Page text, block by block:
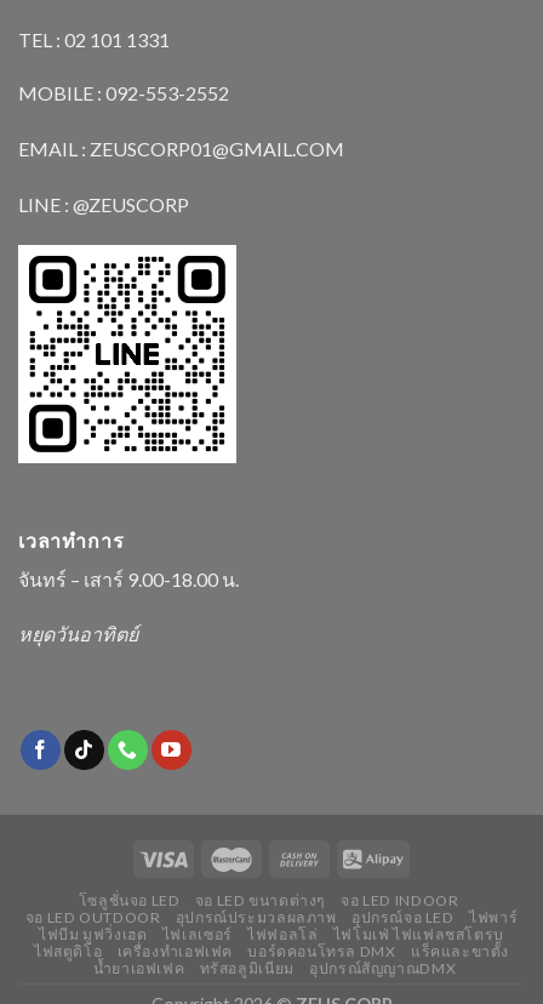
TEL : 02 101 1331
MOBILE : 092-553-2552
EMAIL : ZEUSCORP01@GMAIL.COM
LINE : @ZEUSCORP
เวลาทำการ
จันทร์ – เสาร์ 9.00-18.00 น.
หยุดวันอาทิตย์
โซลูชั่นจอ LED จอ LED ขนาดต่างๆ
จอ LED INDOOR
จอ LED OUTDOOR
อุปกรณ์ประมวลผลภาพ อุปกรณ์จอ LED
ไฟพาร์
ไฟบีม มูฟวิ่งเฮด
ไฟเลเซอร์ ไฟฟอลโล่
ไฟโมเฟ่ ไฟแฟลชสโตรบ
ไฟสตูดิโอ
เครื่องทำเอฟเฟค บอร์ดคอนโทรล DMX
แร็คและขาตั้ง
น้ำยาเอฟเฟค
ทรัสอลูมิเนียม อุปกรณ์สัญญาณDMX